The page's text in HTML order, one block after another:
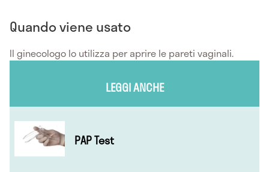
Quando viene usato
Il ginecologo lo utilizza per aprire le pareti vaginali.
LEGGI ANCHE
PAP Test